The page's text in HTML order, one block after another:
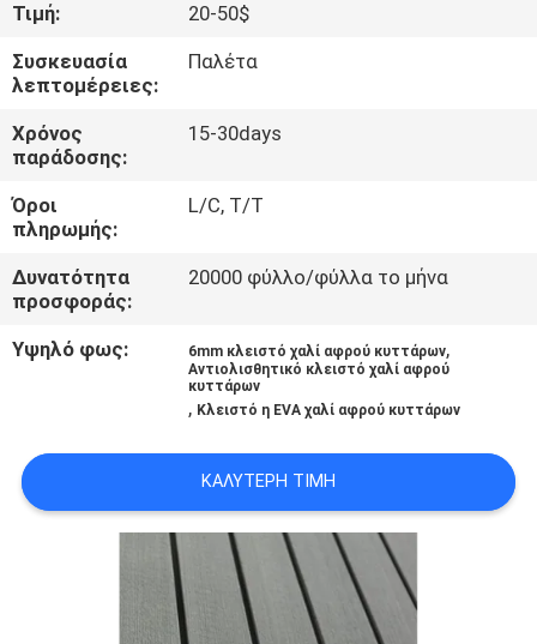
ΕΡΓΟΣΤΑΣΊΩΝ
ΠΟΙΟΤΙΚΌΣ
ΈΛΕΓΧΟΣ
ΜΑΣ
ΕΛΆΤΕ
ΣΕ
ΕΙΔΉΣΕΙΣ
Τιμή:
20-50$
Συσκευασία
λεπτομέρειες:
Παλέτα
Χρόνος
παράδοσης:
15-30days
Όροι
πληρωμής:
L/C, T/T
Δυνατότητα
προσφοράς:
20000 φύλλο/φύλλα το μήνα
Υψηλό φως: 6mm κλειστό χαλί αφρού κυττάρων,
Αντιολισθητικό κλειστό χαλί αφρού
κυττάρων
, Κλειστό η EVA χαλί αφρού κυττάρων
ΚΑΛΎΤΕΡΗ ΤΙΜΉ